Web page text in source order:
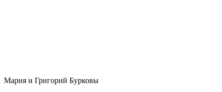
Мария и Григорий Бурковы